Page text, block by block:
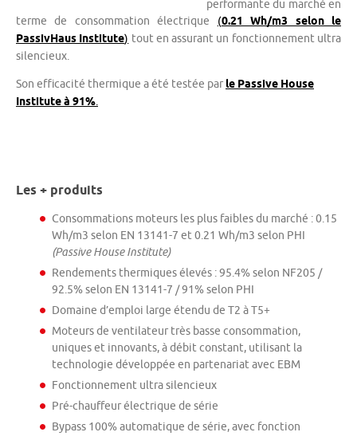
performante du marché en
terme de consommation électrique (0.21 Wh/m3 selon le
PassivHaus Institute) tout en assurant un fonctionnement ultra
silencieux.
Son efficacité thermique a été testée parle Passive House
Institute à 91%.
Les + produits
Consommations moteurs les plus faibles du marché : 0.15
Wh/m3 selon EN 13141-7 et 0.21 Wh/m3 selon PHI
(Passive House Institute)
Rendements thermiques élevés : 95.4% selon NF205 /
92.5% selon EN 13141-7 / 91% selon PHI
Domaine d’emploi large étendu de T2 à T5+
Moteurs de ventilateur très basse consommation,
uniques et innovants, à débit constant, utilisant la
technologie développée en partenariat avec EBM
Fonctionnement ultra silencieux
Pré-chauffeur électrique de série
Bypass 100% automatique de série, avec fonction